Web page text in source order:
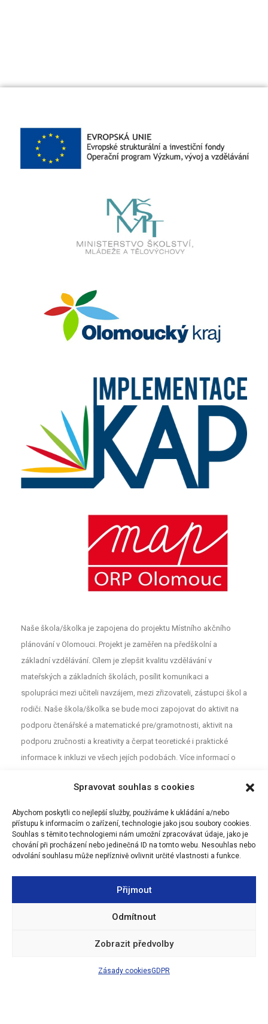
Spravovat souhlas s cookies
Abychom poskytli co nejlepší služby, používáme k ukládání a/nebo
přístupu k informacím o zařízení, technologie jako jsou soubory cookies.
Souhlas s těmito technologiemi nám umožní zpracovávat údaje, jako je
chování při procházení nebo jedinečná ID na tomto webu. Nesouhlas nebo
odvolání souhlasu může nepříznivě ovlivnit určité vlastnosti a funkce.
Přijmout
Odmítnout
Zobrazit předvolby
Zásady cookiesGDPR
Naše škola/školka je zapojena do projektu Místního akčního
plánování v Olomouci. Projekt je zaměřen na předškolní a
základní vzdělávání. Cílem je zlepšit kvalitu vzdělávání v
mateřských a základních školách, posílit komunikaci a
spolupráci mezi učiteli navzájem, mezi zřizovateli, zástupci škol a
rodiči. Naše škola/školka se bude moci zapojovat do aktivit na
podporu čtenářské a matematické pre/gramotnosti, aktivit na
podporu zručnosti a kreativity a čerpat teoretické i praktické
informace k inkluzi ve všech jejích podobách. Více informací o
vzdělávání mezi rodiči, učiteli a dalšími aktéry z Olomouce jsou